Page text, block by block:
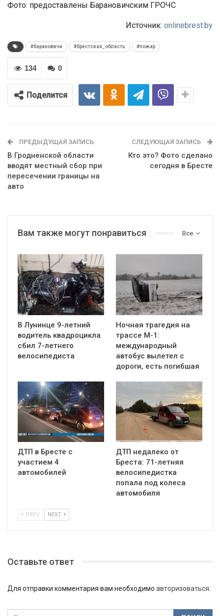
Фото: предоставлены Барановичским ГРОЧС
Источник: onlinebrest.by
#барановичи #брестская_область #пожар
0
134
Поделится
ПРЕДЫДУЩАЯ ЗАПИСЬ
В Гродненской области
вводят местный сбор при
пересечении границы на
авто
СЛЕДУЮЩАЯ ЗАПИСЬ
Кто это? Фото сделано
сегодня в Бресте
Все
Вам также могут понравиться
В Лунинце 9-летний
водитель квадроцикла
сбил 7-летнего
велосипедиста
Ночная трагедия на
трассе М-1:
международный
автобус вылетел с
дороги, есть погибшая
ДТП в Бресте с
участием 4
автомобилей
ДТП недалеко от
Бреста: 71-летняя
велосипедистка
попала под колеса
автомобиля
PREV NEXT
Оставьте ответ
Для отправки комментария вам необходимо авторизоваться